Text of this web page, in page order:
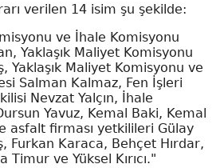
verilen 14 isim şu şekilde:
ve İhale Komisyonu
Yaklaşık Maliyet Komisyonu
Yaklaşık Maliyet Komisyonu ve
Salman Kalmaz, Fen İşleri
Nevzat Yalçın, İhale
Yavuz, Kemal Baki, Kemal
asfalt firması yetkilileri Gülay
Furkan Karaca, Behçet Hırdar,
Timur ve Yüksel Kırıcı."